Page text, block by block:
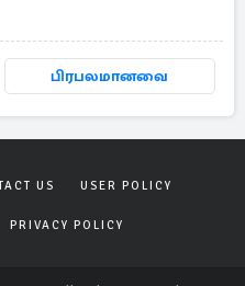
பிரபலமானவை
US USER POLICY
PRIVACY POLICY